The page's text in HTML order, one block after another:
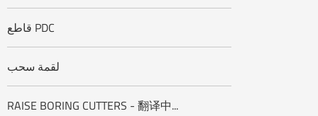
قاطع PDC
لقمة سحب
RAISE BORING CUTTERS - 翻译中...